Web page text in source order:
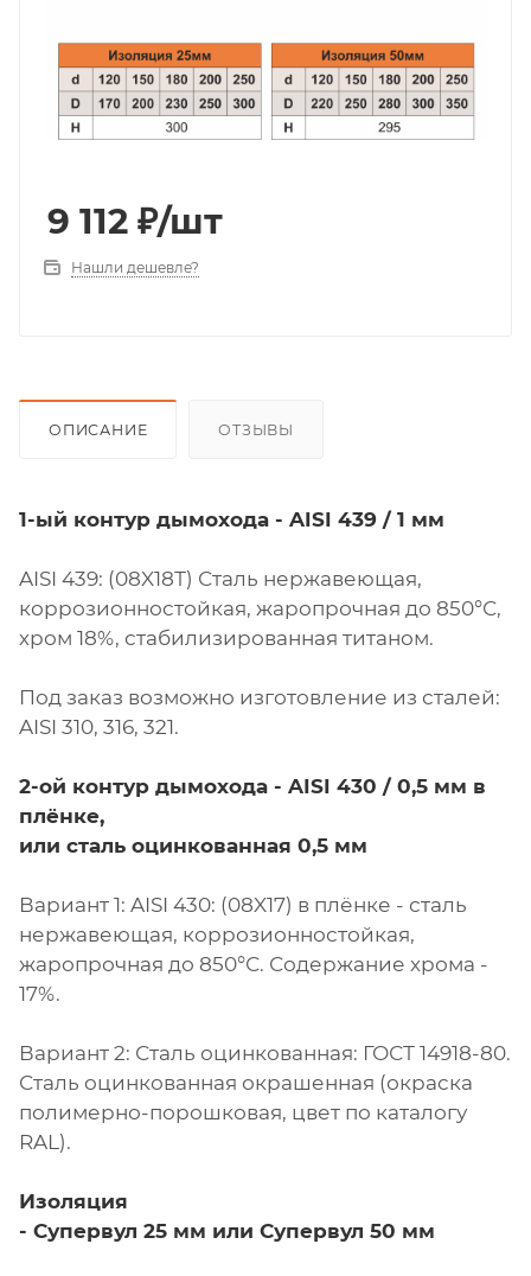
9 112 ₽/шт
Нашли дешевле?
ОПИСАНИЕ ОТЗЫВЫ
1-ый контур дымохода - AISI 439 / 1 мм
AISI 439: (08X18Т) Сталь нержавеющая,
коррозионностойкая, жаропрочная до 850°С,
хром 18%, стабилизированная титаном.
Под заказ возможно изготовление из сталей:
AISI 310, 316, 321.
2-ой контур дымохода - AISI 430 / 0,5 мм в
плёнке,
или сталь оцинкованная 0,5 мм
Вариант 1: AISI 430: (08X17) в плёнке - сталь
нержавеющая, коррозионностойкая,
жаропрочная до 850°С. Содержание хрома -
17%.
Вариант 2: Сталь оцинкованная: ГОСТ 14918-80.
Сталь оцинкованная окрашенная (окраска
полимерно-порошковая, цвет по каталогу
RAL).
Изоляция
- Супервул 25 мм или Супервул 50 мм